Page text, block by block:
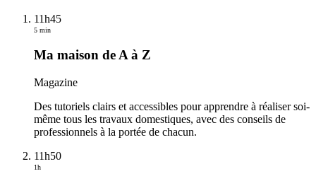
11h45
5 min
Ma maison de A à Z
Magazine
Des tutoriels clairs et accessibles pour apprendre à réaliser soi-
même tous les travaux domestiques, avec des conseils de
professionnels à la portée de chacun.
11h50
1h